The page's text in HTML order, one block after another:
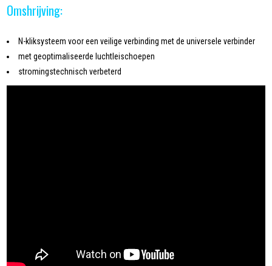
Omshrijving:
N-kliksysteem voor een veilige verbinding met de universele verbinder
met geoptimaliseerde luchtleischoepen
stromingstechnisch verbeterd